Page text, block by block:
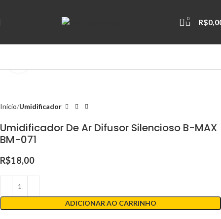
0 R$
Início Umidificador
Umidificador De Ar Difusor Silencioso B-MAX
BM-071
R$18,00
ADICIONAR AO CARRINHO